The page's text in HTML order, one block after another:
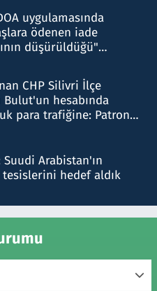
uygulamasında
ödenen iade
düşürüldüğü"
CHP Silivri İlçe
Bulut'un hesabında
para trafiğine: Patron
Arabistan'ın
tesislerini hedef aldık